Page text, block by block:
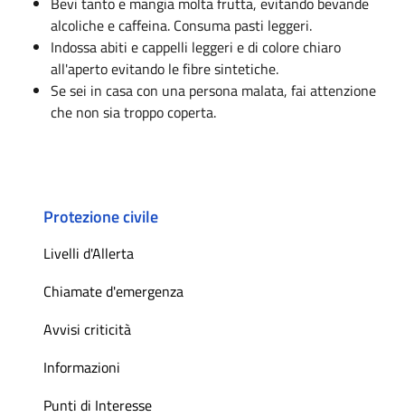
alcoliche e caffeina. Consuma pasti leggeri.
Indossa abiti e cappelli leggeri e di colore chiaro
all'aperto evitando le fibre sintetiche.
Se sei in casa con una persona malata, fai attenzione
che non sia troppo coperta.
Protezione civile
Livelli d'Allerta
Chiamate d'emergenza
Avvisi criticità
Informazioni
Punti di Interesse